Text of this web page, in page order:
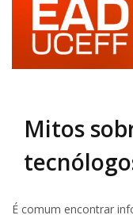
Mitos
É comum encontrar